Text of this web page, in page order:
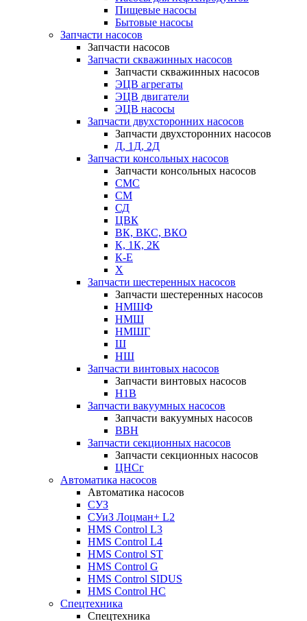
Пищевые насосы
Бытовые насосы
Запчасти насосов
Запчасти насосов
Запчасти скважинных насосов
Запчасти скважинных насосов
ЭЦВ агрегаты
ЭЦВ двигатели
ЭЦВ насосы
Запчасти двухсторонних насосов
Запчасти двухсторонних насосов
Д, 1Д, 2Д
Запчасти консольных насосов
Запчасти консольных насосов
СМС
СМ
СД
ЦВК
ВК, ВКС, ВКО
К, 1К, 2К
К-Е
Х
Запчасти шестеренных насосов
Запчасти шестеренных насосов
НМШФ
НМШ
НМШГ
Ш
НШ
Запчасти винтовых насосов
Запчасти винтовых насосов
Н1В
Запчасти вакуумных насосов
Запчасти вакуумных насосов
ВВН
Запчасти секционных насосов
Запчасти секционных насосов
ЦНСг
Автоматика насосов
Автоматика насосов
СУЗ
СУиЗ Лоцман+ L2
HMS Control L3
HMS Control L4
HMS Control ST
HMS Control G
HMS Control SIDUS
HMS Control HC
Спецтехника
Спецтехника